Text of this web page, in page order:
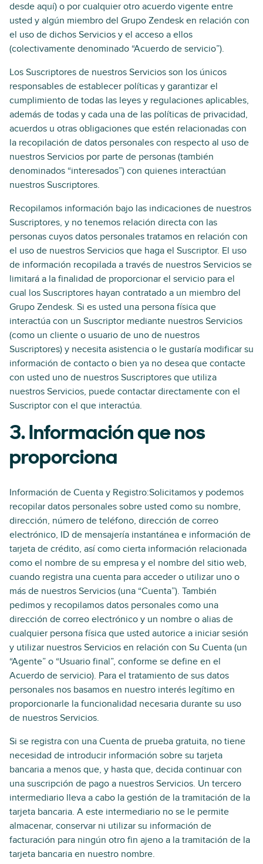
desde aquí) o por cualquier otro acuerdo vigente entre
usted y algún miembro del Grupo Zendesk en relación con
el uso de dichos Servicios y el acceso a ellos
(colectivamente denominado “Acuerdo de servicio”).
Los Suscriptores de nuestros Servicios son los únicos
responsables de establecer políticas y garantizar el
cumplimiento de todas las leyes y regulaciones aplicables,
además de todas y cada una de las políticas de privacidad,
acuerdos u otras obligaciones que estén relacionadas con
la recopilación de datos personales con respecto al uso de
nuestros Servicios por parte de personas (también
denominados “interesados”) con quienes interactúan
nuestros Suscriptores.
Recopilamos información bajo las indicaciones de nuestros
Suscriptores, y no tenemos relación directa con las
personas cuyos datos personales tratamos en relación con
el uso de nuestros Servicios que haga el Suscriptor. El uso
de información recopilada a través de nuestros Servicios se
limitará a la finalidad de proporcionar el servicio para el
cual los Suscriptores hayan contratado a un miembro del
Grupo Zendesk. Si es usted una persona física que
interactúa con un Suscriptor mediante nuestros Servicios
(como un cliente o usuario de uno de nuestros
Suscriptores) y necesita asistencia o le gustaría modificar su
información de contacto o bien ya no desea que contacte
con usted uno de nuestros Suscriptores que utiliza
nuestros Servicios, puede contactar directamente con el
Suscriptor con el que interactúa.
3. Información que nos
proporciona
Información de Cuenta y Registro:Solicitamos y podemos
recopilar datos personales sobre usted como su nombre,
dirección, número de teléfono, dirección de correo
electrónico, ID de mensajería instantánea e información de
tarjeta de crédito, así como cierta información relacionada
como el nombre de su empresa y el nombre del sitio web,
cuando registra una cuenta para acceder o utilizar uno o
más de nuestros Servicios (una “Cuenta”). También
pedimos y recopilamos datos personales como una
dirección de correo electrónico y un nombre o alias de
cualquier persona física que usted autorice a iniciar sesión
y utilizar nuestros Servicios en relación con Su Cuenta (un
“Agente” o “Usuario final”, conforme se define en el
Acuerdo de servicio). Para el tratamiento de sus datos
personales nos basamos en nuestro interés legítimo en
proporcionarle la funcionalidad necesaria durante su uso
de nuestros Servicios.
Si se registra con una Cuenta de prueba gratuita, no tiene
necesidad de introducir información sobre su tarjeta
bancaria a menos que, y hasta que, decida continuar con
una suscripción de pago a nuestros Servicios. Un tercero
intermediario lleva a cabo la gestión de la tramitación de la
tarjeta bancaria. A este intermediario no se le permite
almacenar, conservar ni utilizar su información de
facturación para ningún otro fin ajeno a la tramitación de la
tarjeta bancaria en nuestro nombre.